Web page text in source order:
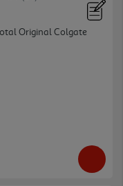
Original Colgate